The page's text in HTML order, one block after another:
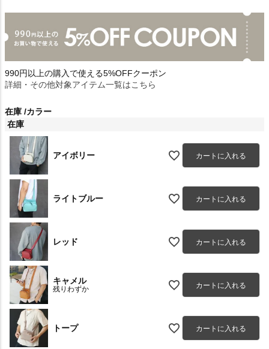
990円以上の購入で使える5%OFFクーポン
詳細・その他対象アイテム一覧はこちら
在庫 カラー
在庫
アイボリー カートに入れる
ライトブルー カートに入れる
レッド カートに入れる
キャメル
残りわずか カートに入れる
トープ カートに入れる